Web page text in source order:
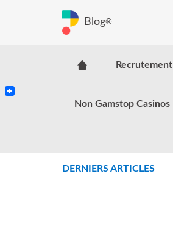
Blog®
Recrutement
Non Gamstop Casinos
DERNIERS ARTICLES